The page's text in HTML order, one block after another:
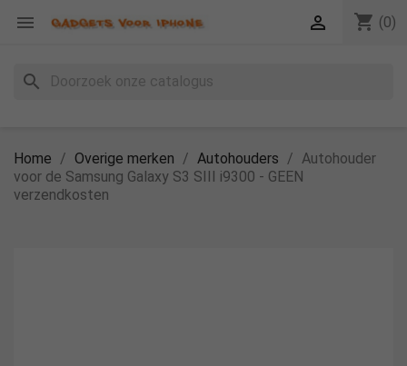
 shopping_cart (0)

search
Home Overige merken Autohouders
Autohouder
voor de Samsung Galaxy S3 SIII i9300 - GEEN
verzendkosten